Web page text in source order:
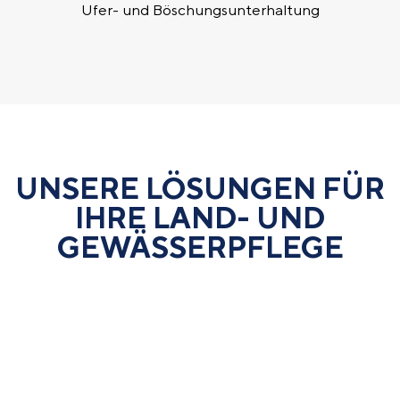
Ufer- und Böschungs­unterhaltung
UNSERE LÖSUNGEN FÜR
IHRE LAND- UND
GEWÄSSER­PFLEGE